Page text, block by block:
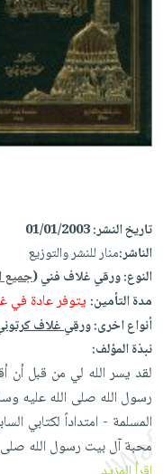
إختياراتنا
كتب
أكاديمية
صندوق
القراءة
English
iKitab
حدود
أسئلة
يتكرر
على
Android
تحميل
iKitab
على
Apple
أسئلة
يتكرر
طرحها
تحميل
masmu3
على
على
Apple
المواضيع
الأكثر
مبيعاً
وسائل
تعليمية
تعليمية
الصحة
والعناية
الشخصية
جديد
العناية
الشخصية
العناية
وتصفيف
الشعر
العناية
بالجسم
العناية
بالأسنان
الحمية
والسفرة
جديد
الكل
أواني
الطهي
أدوات
الخبز
أدوات
المائدة
متجر
الهدايا
أقسام
الأكثر
مبيعاً
العودة
شحن
مجاني
تاريخ النشر:01/01/2003
الناشر:منار للنشر والتوزيع
النوع:ورقي غلاف فني (جميع
مدة التأمين:يتوفر عادة في
أنواع اخرى:ورقي غلاف
نبذة المؤلف:
لقد يسر الله لي من قبل أن
رسول الله صلى الله عليه
المسلمة - امتداداً لكتابي
محبة آل بيت رسول الله